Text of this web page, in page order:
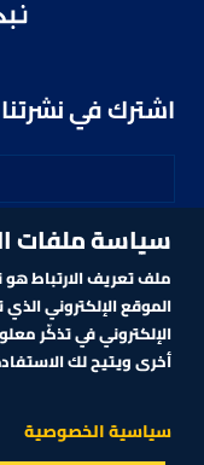
اشترك في نشرتنا
2026
CNBCARABIA.COM. ALL RIGHTS RESERVED
سياسة ملفات
ملف تعريف الارتباط
الموقع الإلكتروني
الإلكتروني في تذكّر
أخرى ويتيح لك
سياسية الخصوصية